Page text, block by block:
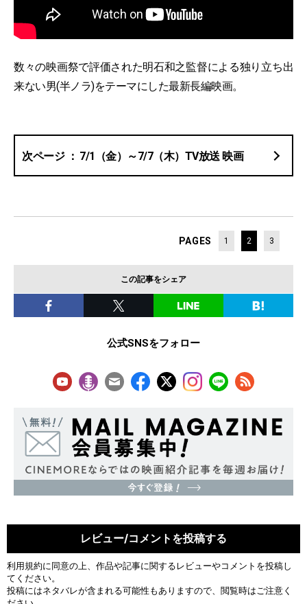
数々の映画祭で評価された明石和之監督による独り立ち出
来ない男(半ノラ)をテーマにした最新⻑編映画。
7/1（金）～7/7（木）TV放送 映画
PAGES 1 2 3
この記事をシェア
公式SNSをフォロー
レビュー/コメントを投稿する
利用規約に同意の上、作品や記事に関するレビューやコメントを投稿し
てください。
投稿にはネタバレが含まれる可能性もありますので、閲覧時はご注意く